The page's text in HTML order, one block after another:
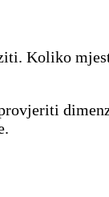
Koliko